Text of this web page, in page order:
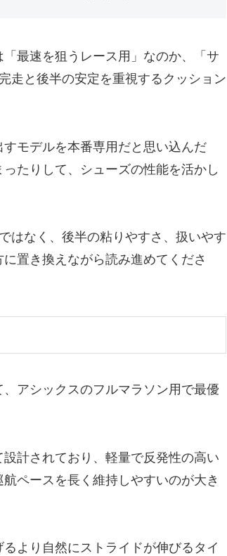
最速を狙うレース用」なのか、「サ
走と後半の安定を重視するクッション
モデルを本番専用だと思い込んだ
たりして、シューズの性能を活かし
はなく、後半の粘りやすさ、扱いやす
置き換えながら読み進めてくださ
アシックスのフルマラソン用で最優
計されており、軽量で反発性の高い
ペースを長く維持しやすいのが大き
より自然にストライドが伸びるタイ